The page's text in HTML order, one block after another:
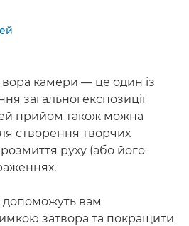
камери — це один із
загальної експозиції
прийом також можна
створення творчих
руху (або його
допоможуть вам
затвора та покращити